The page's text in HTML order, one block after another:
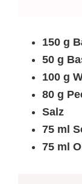
150 g
50 g
100 g
80 g
Salz
75 ml
75 ml